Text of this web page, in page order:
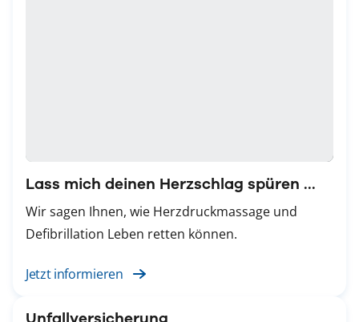
Lass mich deinen Herzschlag spüren ...
Wir sagen Ihnen, wie Herzdruckmassage und
Defibrillation Leben retten können.
Jetzt informieren